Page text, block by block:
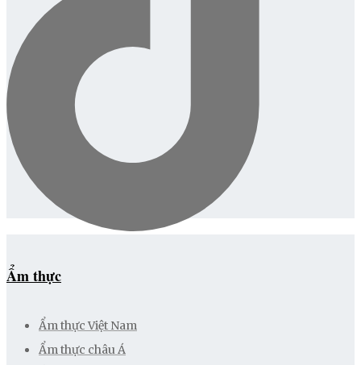
Ẩm thực
Ẩm thực Việt Nam
Ẩm thực châu Á